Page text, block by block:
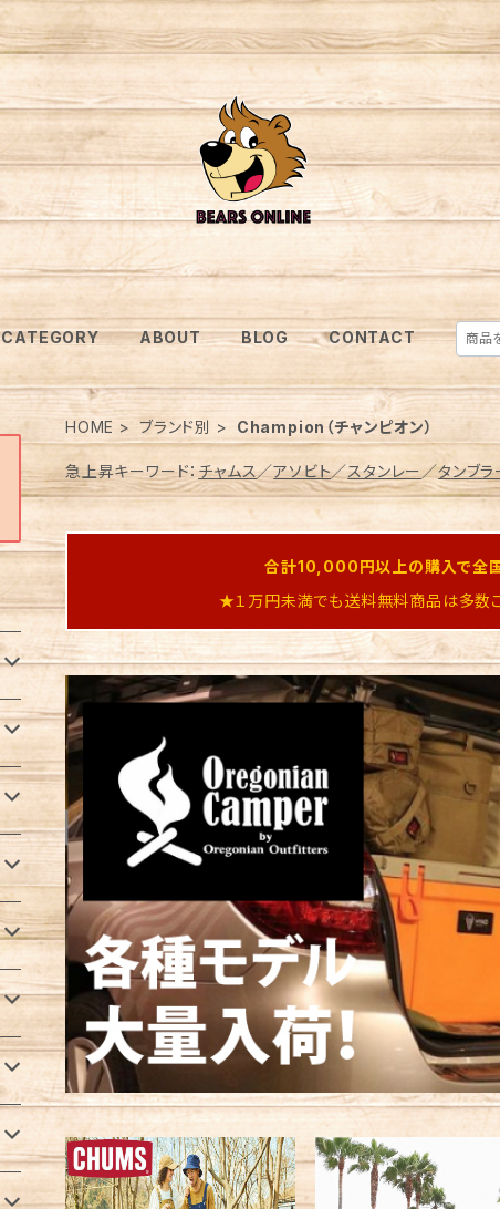
CATEGORY ABOUT BLOG CONTACT
HOME ブランド別 Champion（チャンピオン）
急上昇キーワード：チャムス／アソビト／スタンレー／タンブラ
合計10,000円以上の購入で全国
★１万円未満でも送料無料商品は多数